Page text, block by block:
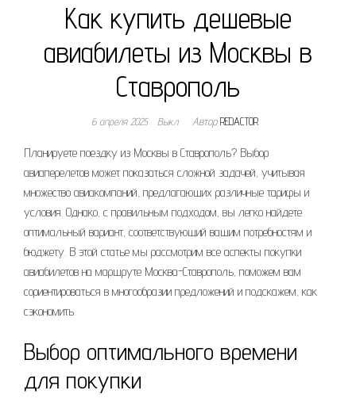
Как купить дешевые
авиабилеты из Москвы в
Ставрополь
6 апреля 2025 Выкл. АвторREDACTOR
Планируете поездку из Москвы в Ставрополь? Выбор
авиаперелетов может показаться сложной задачей, учитывая
множество авиакомпаний, предлагающих различные тарифы и
условия. Однако, с правильным подходом, вы легко найдете
оптимальный вариант, соответствующий вашим потребностям и
бюджету. В этой статье мы рассмотрим все аспекты покупки
авиабилетов на маршруте Москва-Ставрополь, поможем вам
сориентироваться в многообразии предложений и подскажем, как
сэкономить.
Выбор оптимального времени
для покупки